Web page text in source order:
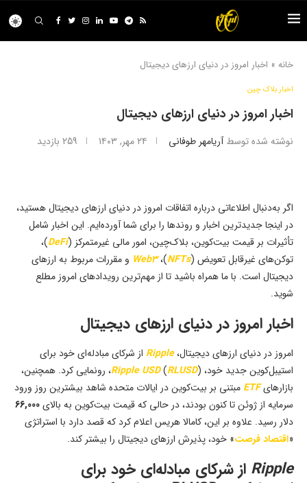
خانه » اخبار امروز در دنیای ارزهای دیجیتال
اخبار بلاک چین
اخبار امروز در دنیای ارزهای دیجیتال
نوشته شده توسطآریامهر طوفانی ۲۴ مهر, ۱۴۰۳ 259 بازدید
اگر به‌دنبال اطلاعاتی درباره اتفاقات امروز در دنیای ارزهای دیجیتال هستید،
در اینجا جدیدترین اخبار و روندها را برای شما آورده‌ایم. این اخبار شامل
تأثیرات بر قیمت بیت‌کوین، بلاک‌چین، امور مالی غیرمتمرکز (DeFi)،
توکن‌های غیرقابل تعویض (NFTs)،Web3 و مقررات مربوط به ارزهای
دیجیتال است. با ما همراه باشید تا از مهم‌ترین رویدادهای امروز مطلع
شوید.
اخبار امروز در دنیای ارزهای دیجیتال
امروز در دنیای ارزهای دیجیتال،Ripple از شرکای مبادله‌ای خود برای
استیبل‌کوین جدید خود،
Ripple USD(RLUSD
)، رونمایی کرد. همچنین،
بازارهایETF مبتنی بر بیت‌کوین در ایالات متحده شاهد بیشترین روز ورود
سرمایه از ژوئن تا کنون بودند، در حالی که قیمت بیت‌کوین به بالای66,000
دلار رسید. علاوه بر این، کامالا هریس اعلام کرد که قصد دارد با استراتژی
«اقتصاد فرصت» خود، پذیرش ارزهای دیجیتال را بیشتر کند.
Ripple از شرکای مبادله‌ای خود برای